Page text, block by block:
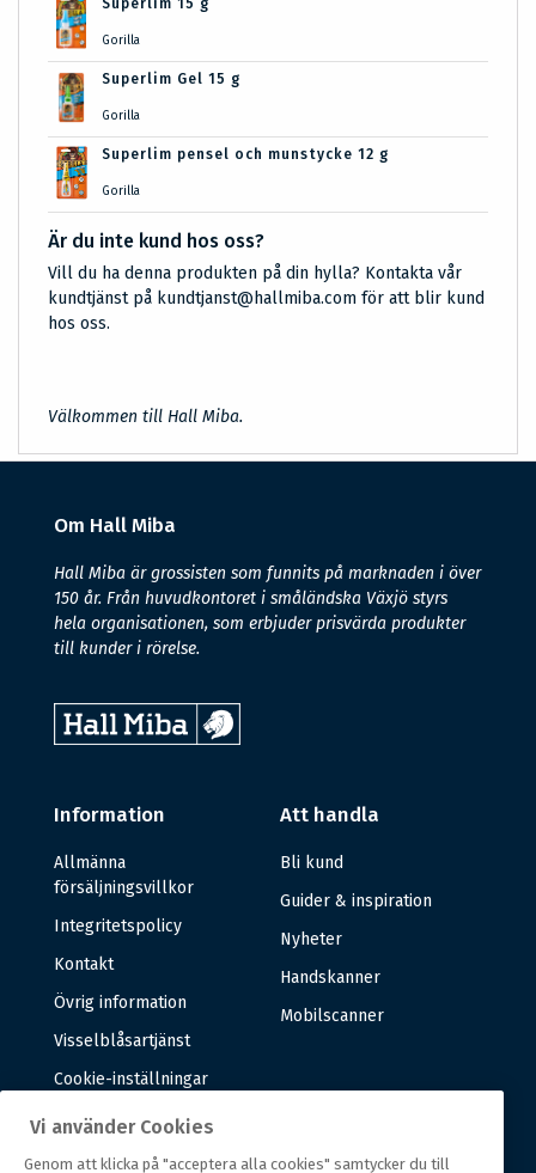
Superlim 15 g
Gorilla
Superlim Gel 15 g
Gorilla
Superlim pensel och munstycke 12 g
Gorilla
Är du inte kund hos oss?
Vill du ha denna produkten på din hylla? Kontakta vår
kundtjänst på kundtjanst@hallmiba.com för att blir kund
hos oss.
Välkommen till Hall Miba.
Om Hall Miba
Hall Miba är grossisten som funnits på marknaden i över
150 år. Från huvudkontoret i småländska Växjö styrs
hela organisationen, som erbjuder prisvärda produkter
till kunder i rörelse.
Information
Allmänna
försäljningsvillkor
Integritetspolicy
Kontakt
Övrig information
Visselblåsartjänst
Cookie-inställningar
Att handla
Bli kund
Guider & inspiration
Nyheter
Handskanner
Mobilscanner
Vi använder Cookies
Genom att klicka på "acceptera alla cookies" samtycker du till